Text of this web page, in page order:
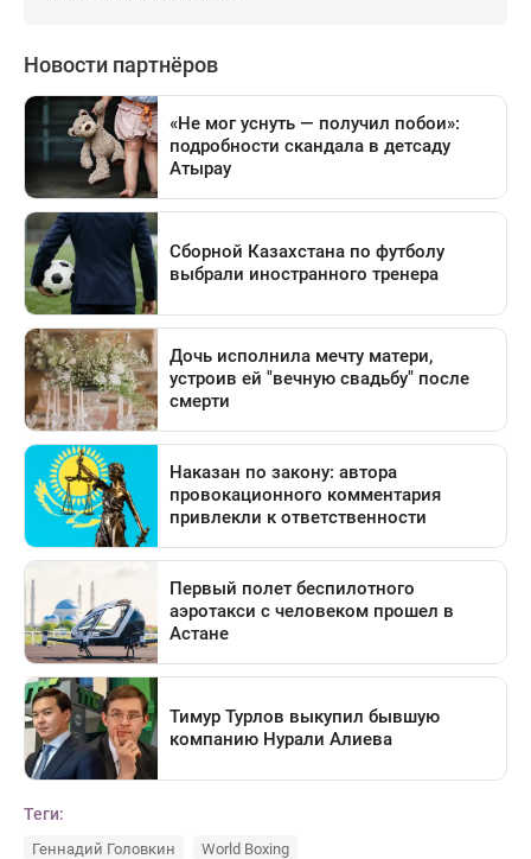
Теги:
Геннадий Головкин
World Boxing